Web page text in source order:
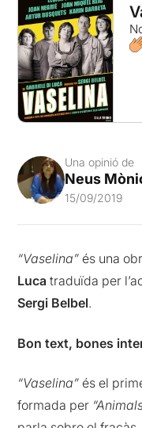
Una opinió de
Neus
15/09/2019
“Vaselina” és una
Luca traduïda per
Sergi Belbel.
Bon text, bones
“Vaselina” és el
formada per